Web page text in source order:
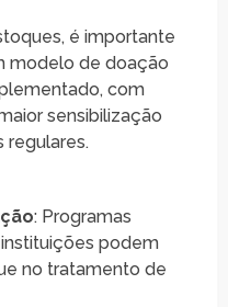
é importante
modelo de doação
com
sensibilização
regulares.
: Programas
podem
no tratamento de